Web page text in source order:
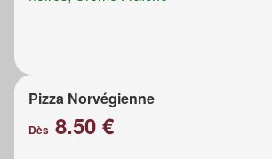
Pizza Norvégienne
Dès 8.50 €